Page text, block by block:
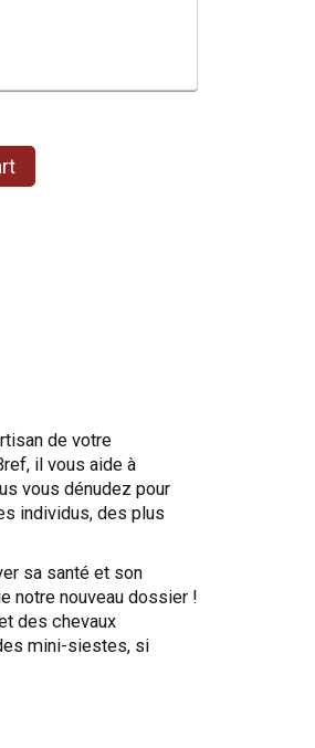
de votre
il vous aide à
vous dénudez pour
individus, des plus
sa santé et son
notre nouveau dossier !
des chevaux
mini-siestes, si